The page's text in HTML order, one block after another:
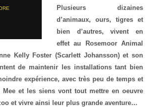
Plusieurs dizaines
d’animaux, ours, tigres et
bien d’autres, vivent en
effet au Rosemoor Animal
Kelly Foster (Scarlett Johansson) et son
de maintenir les installations tant bien
expérience, avec très peu de temps et
Mee et les siens vont tout mettre en oeuvre
et vivre ainsi leur plus grande aventure…